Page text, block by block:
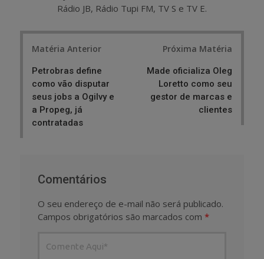
Rádio JB, Rádio Tupi FM, TV S e TV E.
Matéria Anterior
Petrobras define
como vão disputar
seus jobs a Ogilvy e
a Propeg, já
contratadas
Próxima Matéria
Made oficializa Oleg
Loretto como seu
gestor de marcas e
clientes
Comentários
O seu endereço de e-mail não será publicado.
Campos obrigatórios são marcados com *